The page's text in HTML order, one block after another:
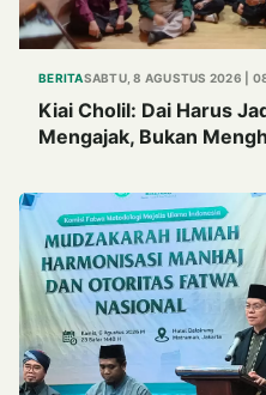
BERITASABTU, 8 AGUSTUS 2026 |
Kiai Cholil: Dai Harus
Mengajak, Bukan